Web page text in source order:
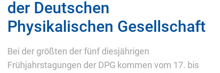
der Deutschen
Physikalischen Gesellschaft
Bei der größten der fünf diesjährigen
Frühjahrstagungen der DPG kommen vom 17. bis